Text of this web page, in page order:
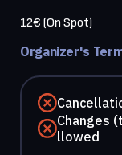
12€ (On Spot)
Organizer's
Changes
llowed